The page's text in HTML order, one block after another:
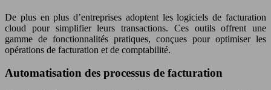
De plus en plus d’entreprises adoptent les logiciels de facturation
cloud pour simplifier leurs transactions. Ces outils offrent une
gamme de fonctionnalités pratiques, conçues pour optimiser les
opérations de facturation et de comptabilité.
Automatisation des processus de facturation